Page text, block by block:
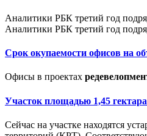
Аналитики РБК третий год
Аналитики РБК третий год
Срок окупаемости офисов на
Офисы в проектах
Участок площадью 1,45
Сейчас на участке находятся